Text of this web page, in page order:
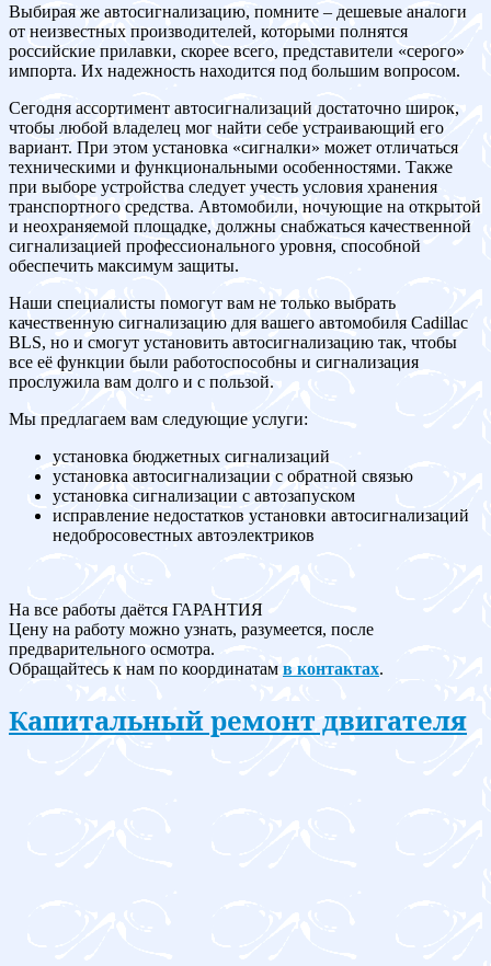
Выбирая же автосигнализацию, помните – дешевые аналоги
от неизвестных производителей, которыми полнятся
российские прилавки, скорее всего, представители «серого»
импорта. Их надежность находится под большим вопросом.
Сегодня ассортимент автосигнализаций достаточно широк,
чтобы любой владелец мог найти себе устраивающий его
вариант. При этом установка «сигналки» может отличаться
техническими и функциональными особенностями. Также
при выборе устройства следует учесть условия хранения
транспортного средства. Автомобили, ночующие на открытой
и неохраняемой площадке, должны снабжаться качественной
сигнализацией профессионального уровня, способной
обеспечить максимум защиты.
Наши специалисты помогут вам не только выбрать
качественную сигнализацию для вашего автомобиля Cadillac
BLS, но и смогут установить автосигнализацию так, чтобы
все её функции были работоспособны и сигнализация
прослужила вам долго и с пользой.
Мы предлагаем вам следующие услуги:
установка бюджетных сигнализаций
установка автосигнализации с обратной связью
установка сигнализации с автозапуском
исправление недостатков установки автосигнализаций
недобросовестных автоэлектриков
На все работы даётся ГАРАНТИЯ
Цену на работу можно узнать, разумеется, после
предварительного осмотра.
Обращайтесь к нам по координатам в контактах.
Капитальный ремонт двигателя